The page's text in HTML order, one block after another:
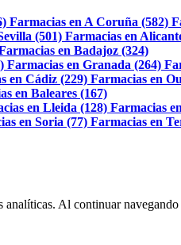
Farmacias en A Coruña (582)
(501) Farmacias en
en Badajoz (324)
Farmacias en Granada (264)
en Cádiz (229) Farmacias en
en Baleares (167)
en Lleida (128) Farmacias
en Soria (77) Farmacias en
Al continuar navegando